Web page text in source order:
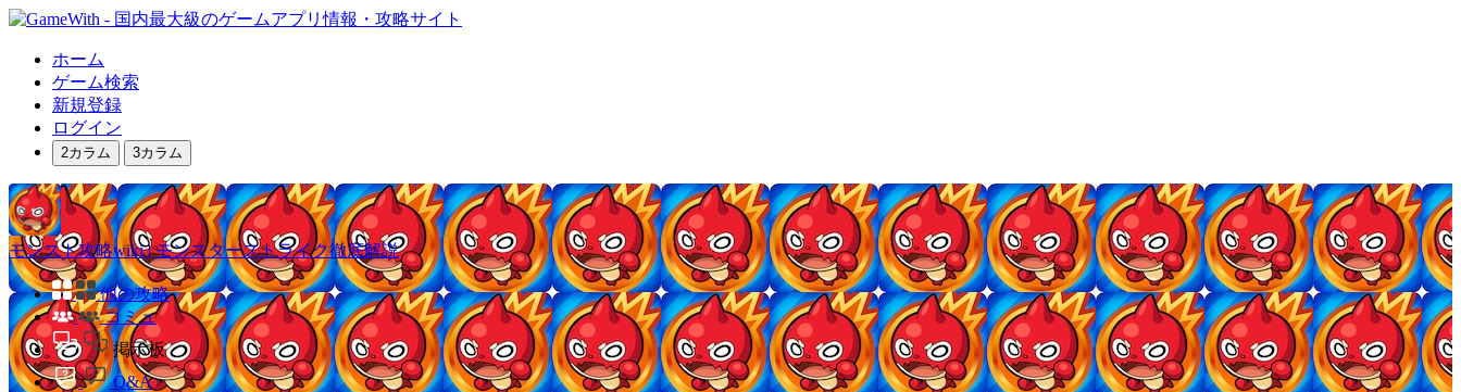
ホーム
ゲーム検索
新規登録
ログイン
2カラム 3カラム
モンスト攻略wiki | モンスターストライク徹底解説
他の攻略
コミュ
掲示板
Q&A